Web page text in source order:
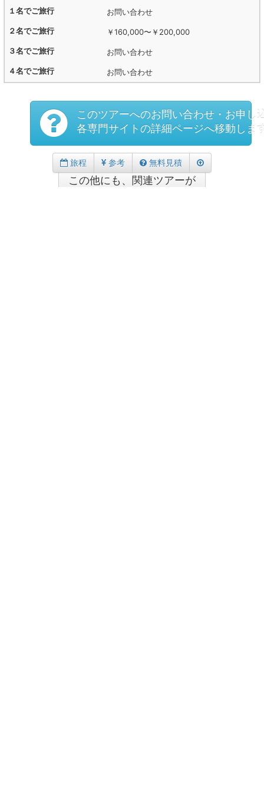
旅程 参考 無料見積
お問い合わせ
￥160,000〜 ￥200,000
お問い合わせ
お問い合わせ
このツアーへのお問い合わせ・お申し
各専門サイトの詳細ページへ移動しま
この他にも、関連ツアーが